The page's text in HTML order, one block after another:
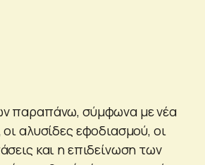
παραπάνω, σύμφωνα με νέα
αλυσίδες εφοδιασμού, οι
και η επιδείνωση των